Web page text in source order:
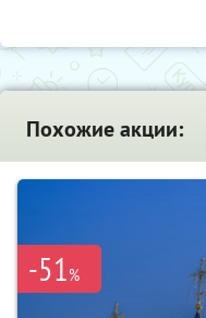
Похожие акции:
-51%